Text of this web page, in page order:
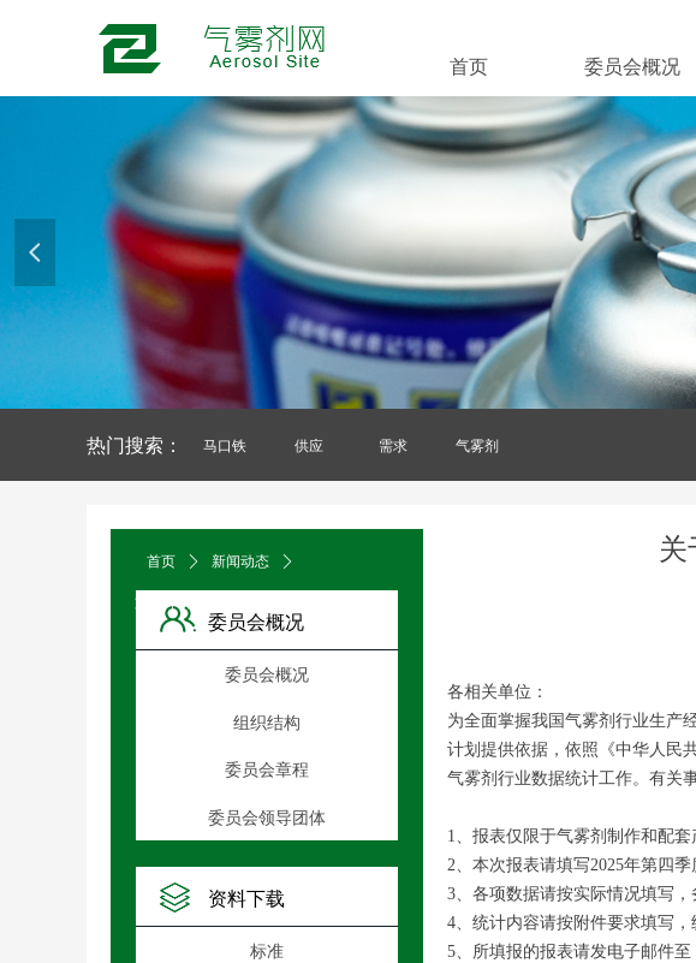
넳
首页 委员会概况
热门搜索： 马口铁 供应 需求 气雾剂
关
各相关单位：
为全面掌握我国气雾剂行业生产
计划提供依据，依照《中华人民
气雾剂行业数据统计工作。有关
1、报表仅限于气雾剂制作和配套
2、本次报表请填写2025年第四
3、各项数据请按实际情况填写
4、统计内容请按附件要求填写，
5、所填报的报表请发电子邮件至
首页 ꄲ 新闻动态 ꄲ
文章详情页
委员会概况
委员会概况
组织结构
委员会章程
委员会领导团体
资料下载
标准